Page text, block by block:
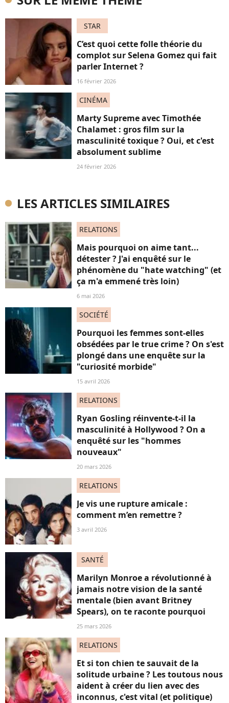
STAR
C’est quoi cette folle théorie du
complot sur Selena Gomez qui fait
parler Internet ?
16 février 2026
CINÉMA
Marty Supreme avec Timothée
Chalamet : gros film sur la
masculinité toxique ? Oui, et c'est
absolument sublime
24 février 2026
LES ARTICLES SIMILAIRES
RELATIONS
Mais pourquoi on aime tant...
détester ? J'ai enquêté sur le
phénomène du "hate watching" (et
ça m'a emmené très loin)
6 mai 2026
SOCIÉTÉ
Pourquoi les femmes sont-elles
obsédées par le true crime ? On s'est
plongé dans une enquête sur la
"curiosité morbide"
15 avril 2026
RELATIONS
Ryan Gosling réinvente-t-il la
masculinité à Hollywood ? On a
enquêté sur les "hommes
nouveaux"
20 mars 2026
RELATIONS
Je vis une rupture amicale :
comment m’en remettre ?
3 avril 2026
SANTÉ
Marilyn Monroe a révolutionné à
jamais notre vision de la santé
mentale (bien avant Britney
Spears), on te raconte pourquoi
25 mars 2026
RELATIONS
Et si ton chien te sauvait de la
solitude urbaine ? Les toutous nous
aident à créer du lien avec des
inconnus, c'est vital (et politique)